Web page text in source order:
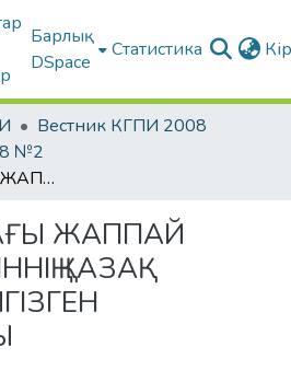
Барлық
DSpace
Статистика
Вестник КГПИ 2008
№2
МОҢҒОЛИЯДАҒЫ ЖАППАЙ ҚУҒЫН-СҮРГІННІҢ ҚАЗАҚ ХАЛҚЫНА ТИГІЗГЕН ЗАРДАПТАРЫ
ЖАППАЙ
ҚАЗАҚ